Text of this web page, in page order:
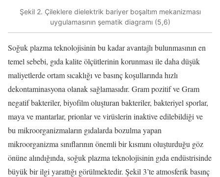
Şekil 2. Çileklere dielektrik bariyer boşaltım mekanizması
uygulamasının şematik diagramı (5,6)
Soğuk plazma teknolojisinin bu kadar avantajlı bulunmasının en
temel sebebi, gıda kalite ölçütlerinin korunması ile daha düşük
maliyetlerde ortam sıcaklığı ve basınç koşullarında hızlı
dekontaminasyona olanak sağlamasıdır. Gram pozitif ve Gram
negatif bakteriler, biyofilm oluşturan bakteriler, bakteriyel sporlar,
maya ve mantarlar, prionlar ve virüslerin inaktive edilebildiği ve
bu mikroorganizmaların gıdalarda bozulma yapan
mikroorganizma sınıflarının önemli bir kısmını oluşturduğu göz
önüne alındığında, soğuk plazma teknolojisinin gıda endüstrisinde
büyük bir ilgi yarattığı görülmektedir. Şekil 3’te atmosferik basınç